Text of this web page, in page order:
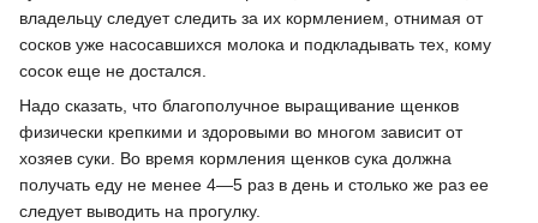
владельцу следует следить за их кормлением, отнимая от
сосков уже насосавшихся молока и подкладывать тех, кому
сосок еще не достался.
Надо сказать, что благополучное выращивание щенков
физически крепкими и здоровыми во многом зависит от
хозяев суки. Во время кормления щенков сука должна
получать еду не менее 4—5 раз в день и столько же раз ее
следует выводить на прогулку.